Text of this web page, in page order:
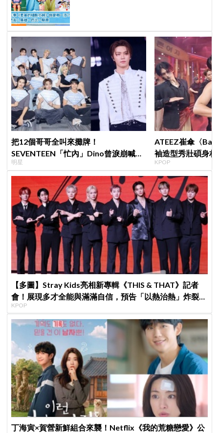
把12個哥哥全叫來攤牌！
SEVENTEEN「忙內」Dino曾淚崩喊退
團，全靠這件事救回來
明星
ATEEZ崔傘〈
袖造型秀壯碩身
Shorts演算法
KPOP
【多圖】Stray Kids亮相新專輯《THIS & THAT》記者
會！展現多才全能與滿滿自信，預告「以熱治熱」炸裂夏
日音樂圈
KPOP
丁海寅×賀營新鮮組合來襲！Netflix《我的荒糖戀愛》公